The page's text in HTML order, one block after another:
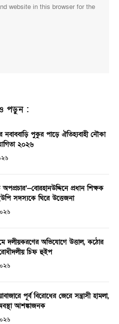
website in this browser for the
পড়ুন :
পুকুর পাড়ে ঐতিহ্যবাহী নৌকা
২০২৬
অপপ্রচার’—বোরহানউদ্দিনে প্রধান শিক্ষক
সদস্যকে ঘিরে উত্তেজনা
দলীয়করণের অভিযোগে উত্তাল, কঠোর
চিফ হুইপ
পূর্ব বিরোধের জেরে সন্ত্রাসী হামলা,
আশঙ্কাজনক